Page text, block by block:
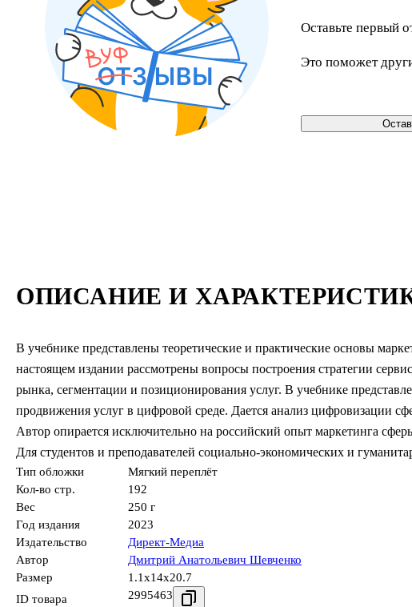
ОПИСАНИЕ И
В учебнике представлены теоретические и практические основы
настоящем издании рассмотрены вопросы построения стратегии
рынка, сегментации и позиционирования услуг. В учебнике
продвижения услуг в цифровой среде. Дается анализ цифровизации
Автор опирается исключительно на российский опыт маркетинга
Для студентов и преподавателей социально-экономических и
Тип обложки
Мягкий переплёт
Кол-во стр.
192
Вес
250 г
Год издания
2023
Издательство
Директ-Медиа
Автор
Дмитрий Анатольевич Шевченко
Размер
1.1x14x20.7
ID товара
2995463
Оставьте первый
Это поможет